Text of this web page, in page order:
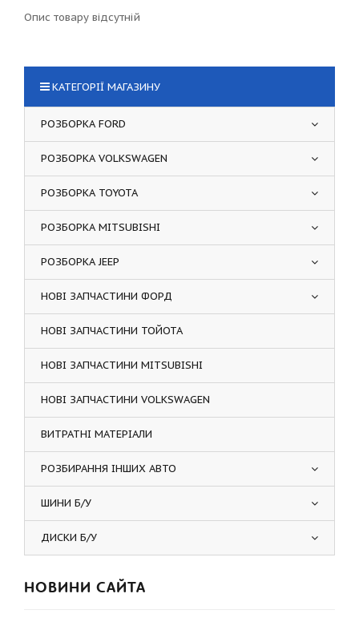
Опис товару відсутній
КАТЕГОРІЇ МАГАЗИНУ
РОЗБОРКА FORD
РОЗБОРКА VOLKSWAGEN
РОЗБОРКА TOYOTA
РОЗБОРКА MITSUBISHI
РОЗБОРКА JEEP
НОВІ ЗАПЧАСТИНИ ФОРД
НОВІ ЗАПЧАСТИНИ ТОЙОТА
НОВІ ЗАПЧАСТИНИ MITSUBISHI
НОВІ ЗАПЧАСТИНИ VOLKSWAGEN
ВИТРАТНІ МАТЕРІАЛИ
РОЗБИРАННЯ ІНШИХ АВТО
ШИНИ Б/У
ДИСКИ Б/У
НОВИНИ САЙТА